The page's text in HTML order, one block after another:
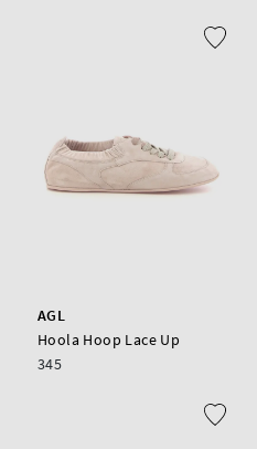
AGL
Hoola Hoop Lace Up
345